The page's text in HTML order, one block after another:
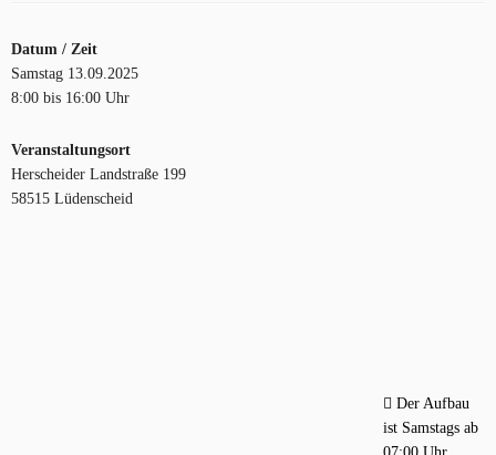
Datum / Zeit
Samstag 13.09.2025
8:00 bis 16:00 Uhr
Veranstaltungsort
Herscheider Landstraße 199
58515 Lüdenscheid
Der Aufbau
ist Samstags ab